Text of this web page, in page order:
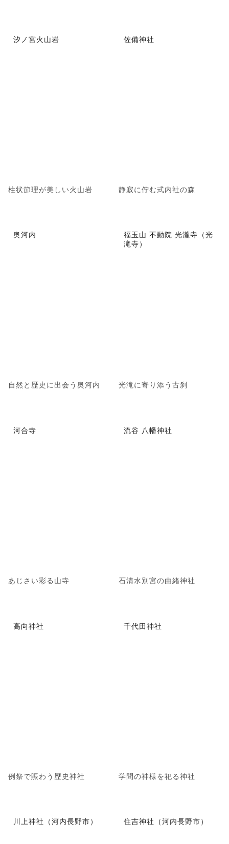
汐ノ宮火山岩
柱状節理が美しい火山岩
佐備神社
静寂に佇む式内社の森
奥河内
自然と歴史に出会う奥河内
福玉山 不動院 光瀧寺（光
滝寺）
光滝に寄り添う古刹
河合寺
あじさい彩る山寺
流谷 八幡神社
石清水別宮の由緒神社
高向神社
例祭で賑わう歴史神社
千代田神社
学問の神様を祀る神社
川上神社（河内長野市） 住吉神社（河内長野市）